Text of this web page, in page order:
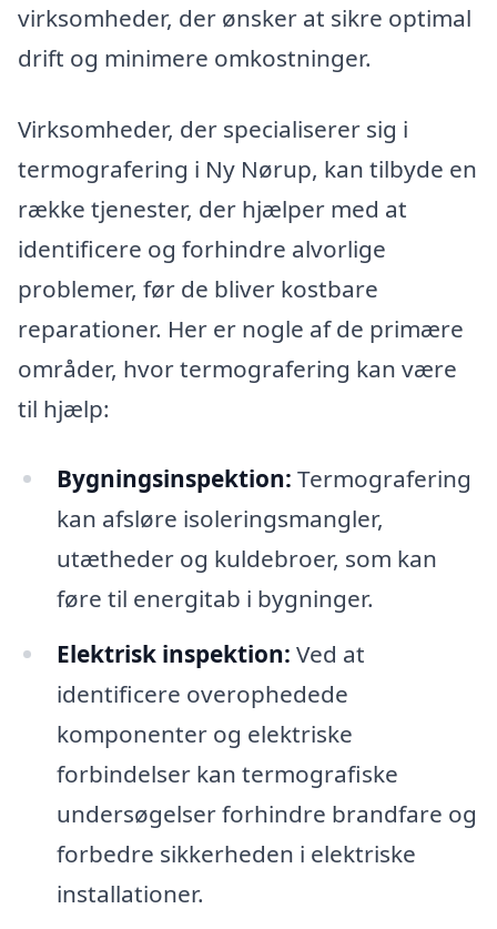
virksomheder, der ønsker at sikre optimal
drift og minimere omkostninger.
Virksomheder, der specialiserer sig i
termografering i Ny Nørup, kan tilbyde en
række tjenester, der hjælper med at
identificere og forhindre alvorlige
problemer, før de bliver kostbare
reparationer. Her er nogle af de primære
områder, hvor termografering kan være
til hjælp:
Bygningsinspektion: Termografering
kan afsløre isoleringsmangler,
utætheder og kuldebroer, som kan
føre til energitab i bygninger.
Elektrisk inspektion: Ved at
identificere overophedede
komponenter og elektriske
forbindelser kan termografiske
undersøgelser forhindre brandfare og
forbedre sikkerheden i elektriske
installationer.